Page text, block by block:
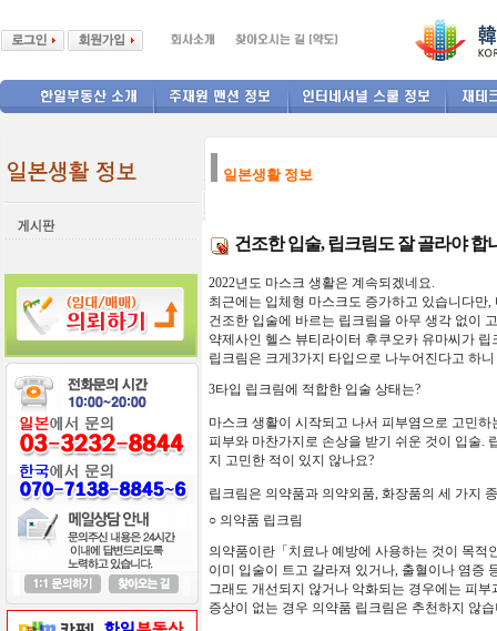
일본생활 정보
건조한 입술, 립크림도 잘 골라야 합
2022년도 마스크 생활은 계속되겠네요.
최근에는 입체형 마스크도 증가하고 있습니다만
건조한 입술에 바르는 립크림을 아무 생각 없이
약제사인 헬스 뷰티라이터 후쿠오카 유마씨가
립크림은 크게3가지 타입으로 나누어진다고 하
3타입 립크림에 적합한 입술 상태는?
마스크 생활이 시작되고 나서 피부염으로 고민하
피부와 마찬가지로 손상을 받기 쉬운 것이 입술.
지 고민한 적이 있지 않나요?
립크림은 의약품과 의약외품, 화장품의 세 가지
○ 의약품 립크림
의약품이란「치료나 예방에 사용하는 것이 목적
이미 입술이 트고 갈라져 있거나, 출혈이나 염증
그래도 개선되지 않거나 악화되는 경우에는 피
증상이 없는 경우 의약품 립크림은 추천하지 않